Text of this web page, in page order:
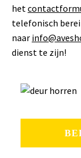
het
telefonisch
naar
dienst te zijn!